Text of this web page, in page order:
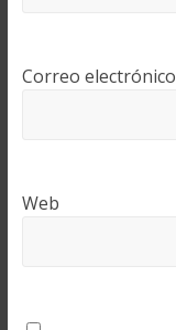
Correo electrónico
Web